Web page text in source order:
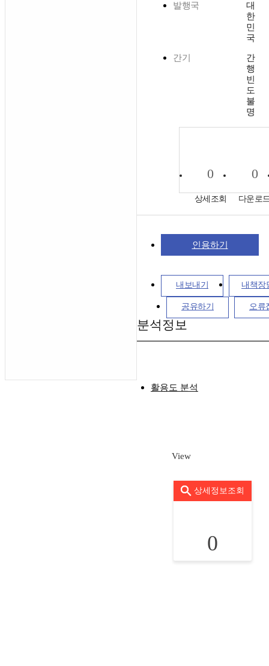
발행국
대
한
민
국
간기
간
행
빈
도
불
명
0
상세조회
0
다운로
인용하기
내보내기 내책장
공유하기 오류
분석정보
활용도 분석
View
상세정보조회
0